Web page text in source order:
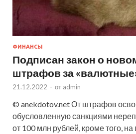
ФИНАНСЫ
Подписан закон о
штрафов за
21.12.2022 - от admin
© anekdotov.net От штрафов
обусловленную санкциями
от 100 млн рублей, кроме того, на